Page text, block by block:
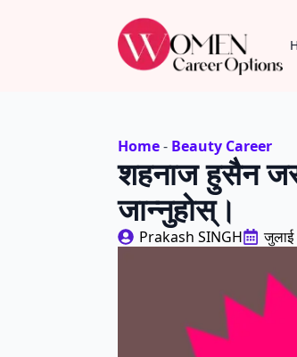
Home- Beauty Career
शहनाज हुसैन
जान्नुहोस्।
Prakash SINGH